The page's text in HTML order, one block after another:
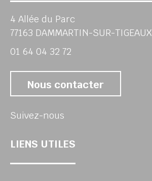
4 Allée du Parc
77163 DAMMARTIN-SUR-TIGEAUX
01 64 04 32 72
Nous contacter
Suivez-nous
LIENS UTILES